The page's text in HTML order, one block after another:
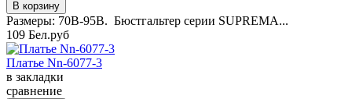
Размеры: 70B-95B. Бюстгальтер серии SUPREMA...
109 Бел.руб
Платье Nn-6077-3
в закладки
сравнение